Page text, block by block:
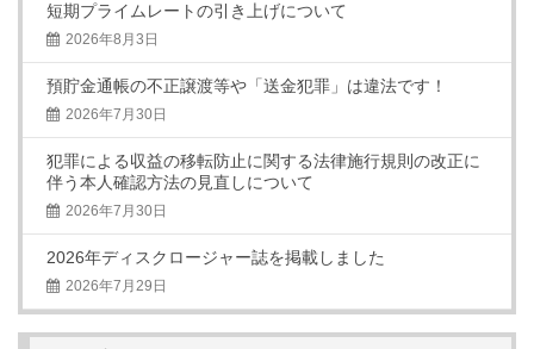
短期プライムレートの引き上げについて
2026年8月3日
預貯金通帳の不正譲渡等や「送金犯罪」は違法です！
2026年7月30日
犯罪による収益の移転防止に関する法律施行規則の改正に
伴う本人確認方法の見直しについて
2026年7月30日
2026年ディスクロージャー誌を掲載しました
2026年7月29日